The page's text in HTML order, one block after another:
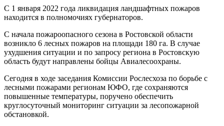
С 1 января 2022 года ликвидация ландшафтных пожаров
находится в полномочиях губернаторов.
С начала пожароопасного сезона в Ростовской области
возникло 6 лесных пожаров на площади 180 га. В случае
ухудшения ситуации и по запросу региона в Ростовскую
область будут направлены бойцы Авиалесоохраны.
Сегодня в ходе заседания Комиссии Рослесхоза по борьбе с
лесными пожарами регионам ЮФО, где сохраняются
повышенные температуры, поручено обеспечить
круглосуточный мониторинг ситуации за лесопожарной
обстановкой.